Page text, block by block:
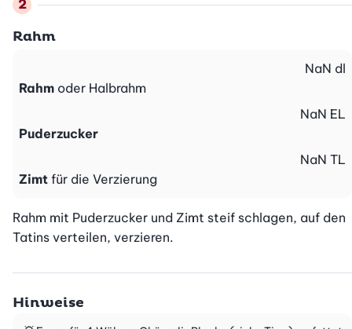
Rahm
Rahm oder Halbrahm
NaN dl
Puderzucker
NaN EL
Zimt für die Verzierung
NaN TL
Rahm mit Puderzucker und Zimt steif schlagen, auf den
Tatins verteilen, verzieren.
Hinweise